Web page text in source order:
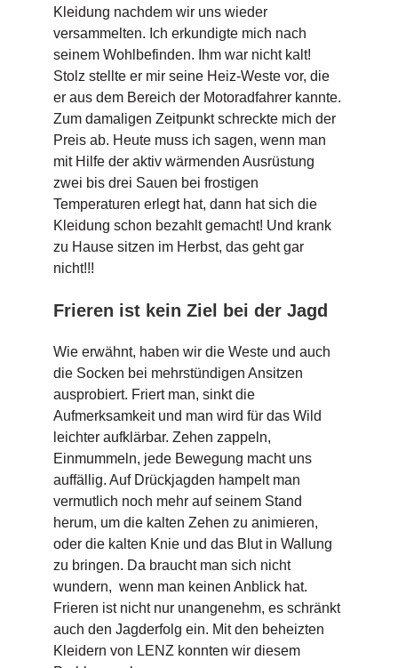
Kleidung nachdem wir uns wieder
versammelten. Ich erkundigte mich nach
seinem Wohlbefinden. Ihm war nicht kalt!
Stolz stellte er mir seine Heiz-Weste vor, die
er aus dem Bereich der Motoradfahrer kannte.
Zum damaligen Zeitpunkt schreckte mich der
Preis ab. Heute muss ich sagen, wenn man
mit Hilfe der aktiv wärmenden Ausrüstung
zwei bis drei Sauen bei frostigen
Temperaturen erlegt hat, dann hat sich die
Kleidung schon bezahlt gemacht! Und krank
zu Hause sitzen im Herbst, das geht gar
nicht!!!
Frieren ist kein Ziel bei der Jagd
Wie erwähnt, haben wir die Weste und auch
die Socken bei mehrstündigen Ansitzen
ausprobiert. Friert man, sinkt die
Aufmerksamkeit und man wird für das Wild
leichter aufklärbar. Zehen zappeln,
Einmummeln, jede Bewegung macht uns
auffällig. Auf Drückjagden hampelt man
vermutlich noch mehr auf seinem Stand
herum, um die kalten Zehen zu animieren,
oder die kalten Knie und das Blut in Wallung
zu bringen. Da braucht man sich nicht
wundern, wenn man keinen Anblick hat.
Frieren ist nicht nur unangenehm, es schränkt
auch den Jagderfolg ein. Mit den beheizten
Kleidern von LENZ konnten wir diesem